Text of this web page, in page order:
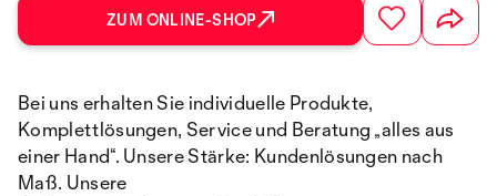
ZUM ONLINE-SHOP
Bei uns erhalten Sie individuelle Produkte,
Komplettlösungen, Service und Beratung „alles aus
einer Hand“. Unsere Stärke: Kundenlösungen nach
Maß. Unsere